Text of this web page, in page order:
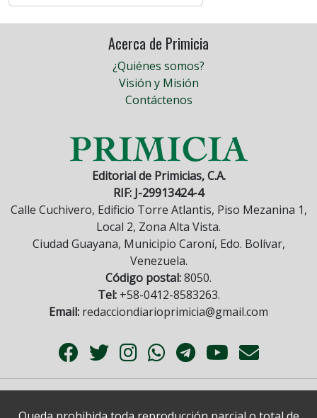
Acerca de Primicia
¿Quiénes somos?
Visión y Misión
Contáctenos
Editorial de Primicias, C.A.
RIF: J-29913424-4
Calle Cuchivero, Edificio Torre Atlantis, Piso Mezanina 1,
Local 2, Zona Alta Vista.
Ciudad Guayana, Municipio Caroní, Edo. Bolívar,
Venezuela.
Código postal:8050.
Tel:+58-0412-8583263.
Email: redacciondiarioprimicia@gmail.com